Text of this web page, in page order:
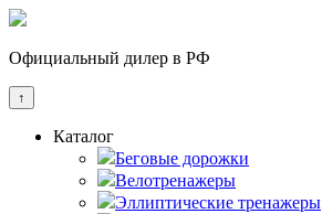
Официальный дилер в РФ
↑
Каталог
Беговые дорожки
Велотренажеры
Эллиптические тренажеры